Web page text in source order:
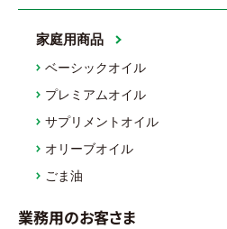
家庭用商品
ベーシックオイル
プレミアムオイル
サプリメントオイル
オリーブオイル
ごま油
業務用のお客さま